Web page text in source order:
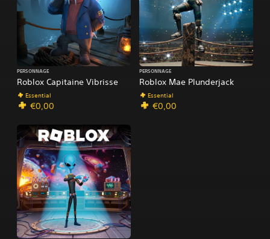
Roblox Capitaine Vibrisse
PERSONNAGE
Essential
€0,00
Roblox Mae Plunderjack
PERSONNAGE
Essential
€0,00